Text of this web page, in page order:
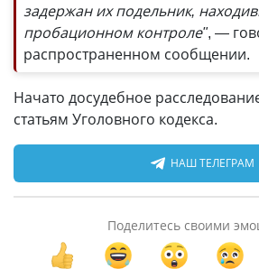
задержан их подельник,
пробационном контроле", —
распространенном сообщении.
Начато досудебное
статьям Уголовного кодекса.
НАШ ТЕЛЕГРАМ
Поделитесь своими